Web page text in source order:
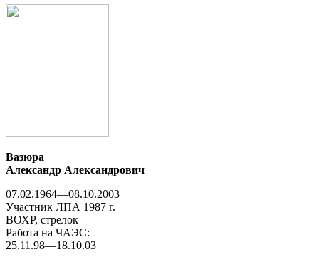
Вазюра
Александр Александрович
07.02.1964—08.10.2003
Участник ЛПА 1987 г.
ВОХР, стрелок
Работа на ЧАЭС:
25.11.98—18.10.03